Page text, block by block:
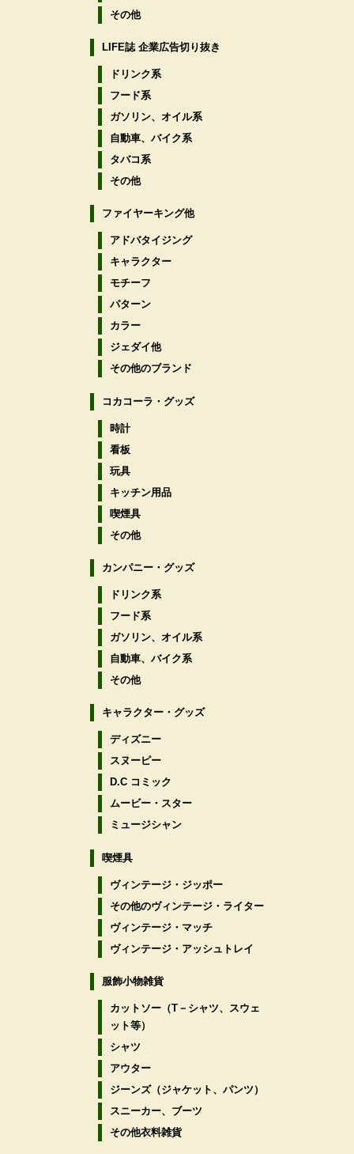
その他
LIFE誌 企業広告切り抜き
ドリンク系
フード系
ガソリン、オイル系
自動車、バイク系
タバコ系
その他
ファイヤーキング他
アドバタイジング
キャラクター
モチーフ
パターン
カラー
ジェダイ他
その他のブランド
コカコーラ・グッズ
時計
看板
玩具
キッチン用品
喫煙具
その他
カンパニー・グッズ
ドリンク系
フード系
ガソリン、オイル系
自動車、バイク系
その他
キャラクター・グッズ
ディズニー
スヌーピー
D.C コミック
ムービー・スター
ミュージシャン
喫煙具
ヴィンテージ・ジッポー
その他のヴィンテージ・ライター
ヴィンテージ・マッチ
ヴィンテージ・アッシュトレイ
服飾小物雑貨
カットソー（T－シャツ、スウェ
ット等）
シャツ
アウター
ジーンズ（ジャケット、パンツ）
スニーカー、ブーツ
その他衣料雑貨